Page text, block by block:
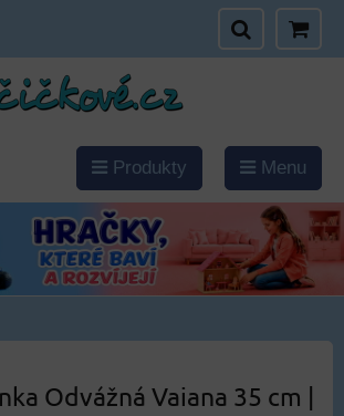
Produkty Menu
Odvážná Vaiana 35 cm |